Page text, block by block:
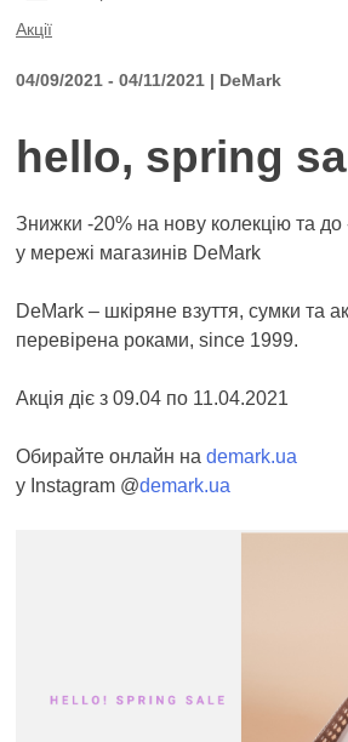
Акції
04/09/2021 - 04/11/2021 | DeMark
hello, spring
Знижки -20% на нову колекцію та до
у мережі магазинів DeMark
DeMark – шкіряне взуття, сумки та
перевірена роками, since 1999.
Акція діє з 09.04 по 11.04.2021
Обирайте онлайн на demark.ua
у Instagram @demark.ua